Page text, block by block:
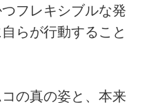
フレキシブルな発
らが行動すること
の真の姿と、本来